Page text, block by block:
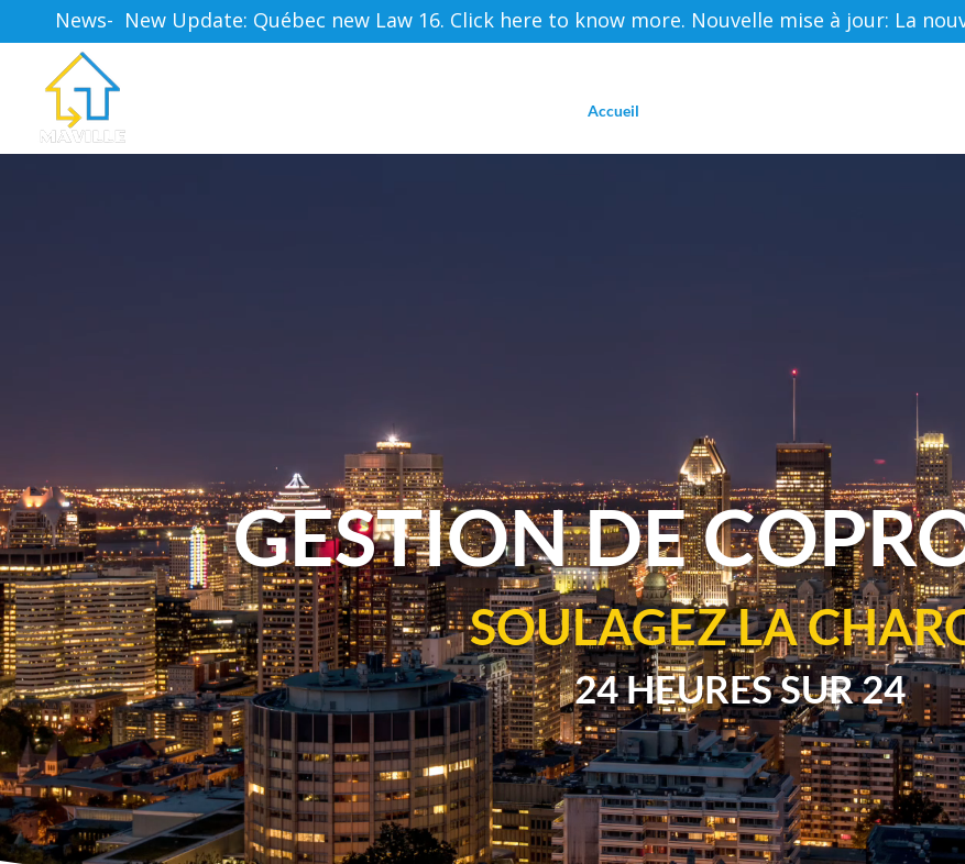
News-  New Update: Québec new Law 16. Click here to know more. Nouvelle mise à jour: La
Accueil
GESTION DE
SOULAGEZ LA
24 HEURES SUR 24